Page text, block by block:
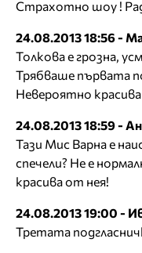
Страхотно шоу !
24.08.2013 18:56 -
Толкова е грозна,
Трябваше първата
Невероятно красива
24.08.2013 18:59 -
Тази Мис Варна е
спечели? Не е
красива от нея!
24.08.2013 19:00 -
Третата